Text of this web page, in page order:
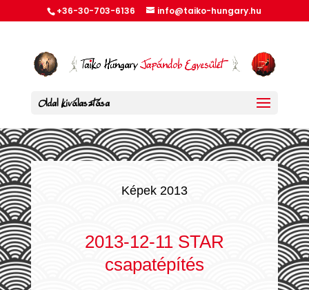
+36-30-703-6136 info@taiko-hungary.hu
Oldal kiválasztása
Képek 2013
2013-12-11 STAR
csapatépítés